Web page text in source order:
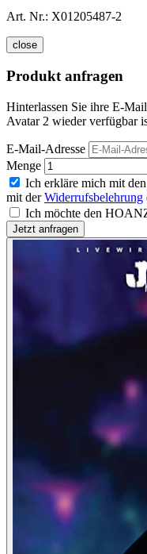
Art. Nr.: X01205487-2
close
Produkt anfragen
Hinterlassen Sie ihre E-
Avatar 2 wieder verfügbar
E-Mail-Adresse
Menge
Ich erkläre mich mit den
mit derWiderrufsbelehrung
Ich möchte den